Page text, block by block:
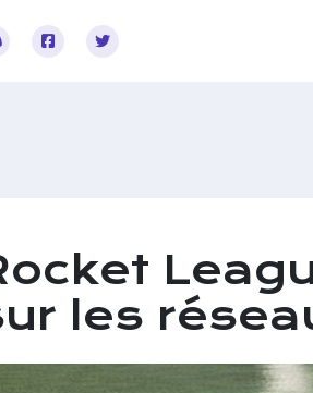
vous sur Twitch
vous sur Discord
vous sur Facebook
vous sur Twitter
les